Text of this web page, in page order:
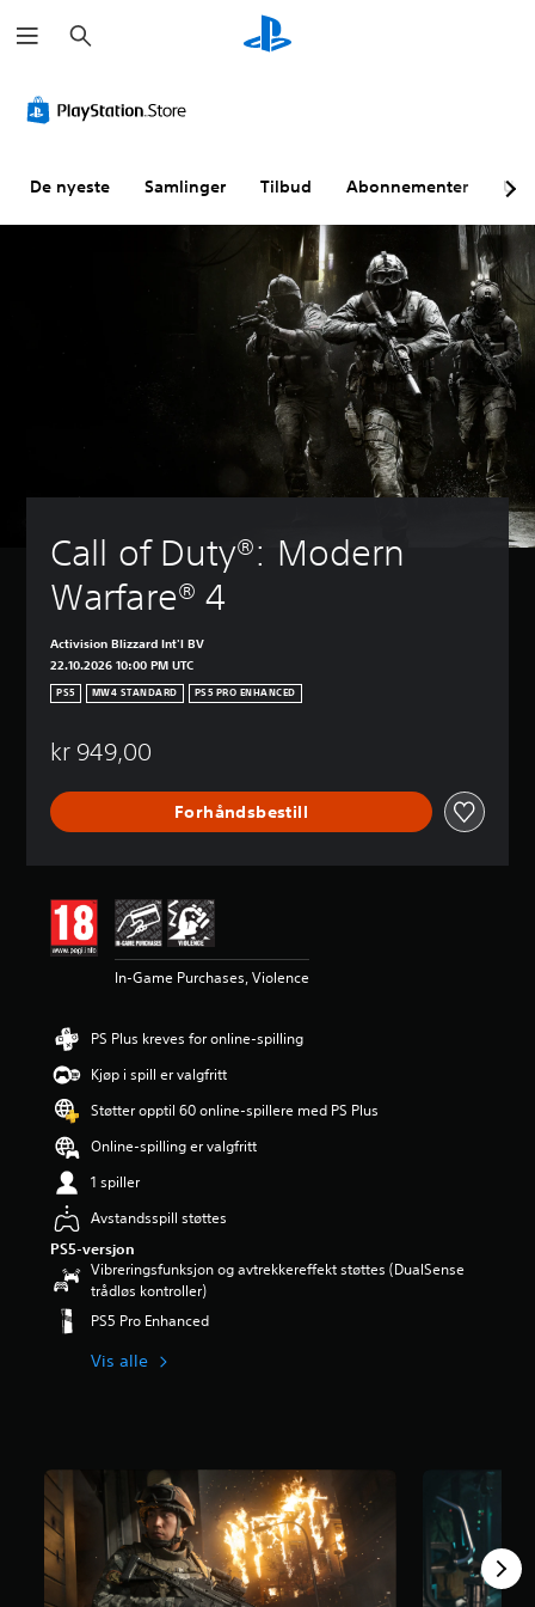
ø
k
De nyeste Samlinger Tilbud Abonnementer
Call of Duty®: Modern
Warfare® 4
Activision Blizzard Int'l BV
22.10.2026 10:00 PM UTC
PS5 MW4 STANDARD PS5 PRO ENHANCED
kr 949,00
Forhåndsbestill
In-Game Purchases, Violence
PS Plus kreves for online-spilling
Kjøp i spill er valgfritt
Støtter opptil 60 online-spillere med PS Plus
Online-spilling er valgfritt
1 spiller
Avstandsspill støttes
PS5-versjon
Vibreringsfunksjon og avtrekkereffekt støttes (DualSense
trådløs kontroller)
PS5 Pro Enhanced
Vis alle